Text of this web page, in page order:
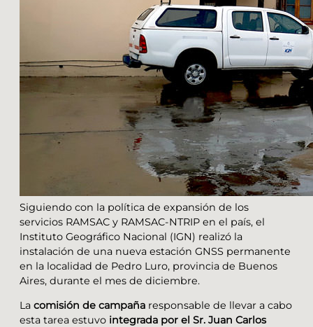
Siguiendo con la política de expansión de los
servicios RAMSAC y RAMSAC-NTRIP en el país, el
Instituto Geográfico Nacional (IGN) realizó la
instalación de una nueva estación GNSS permanente
en la localidad de Pedro Luro, provincia de Buenos
Aires, durante el mes de diciembre.
La comisión de campaña responsable de llevar a cabo
esta tarea estuvo integrada por el Sr. Juan Carlos